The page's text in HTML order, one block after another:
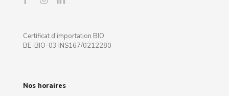
Certificat d’importation BIO
BE-BIO-03 INS167/0212280
Nos horaires